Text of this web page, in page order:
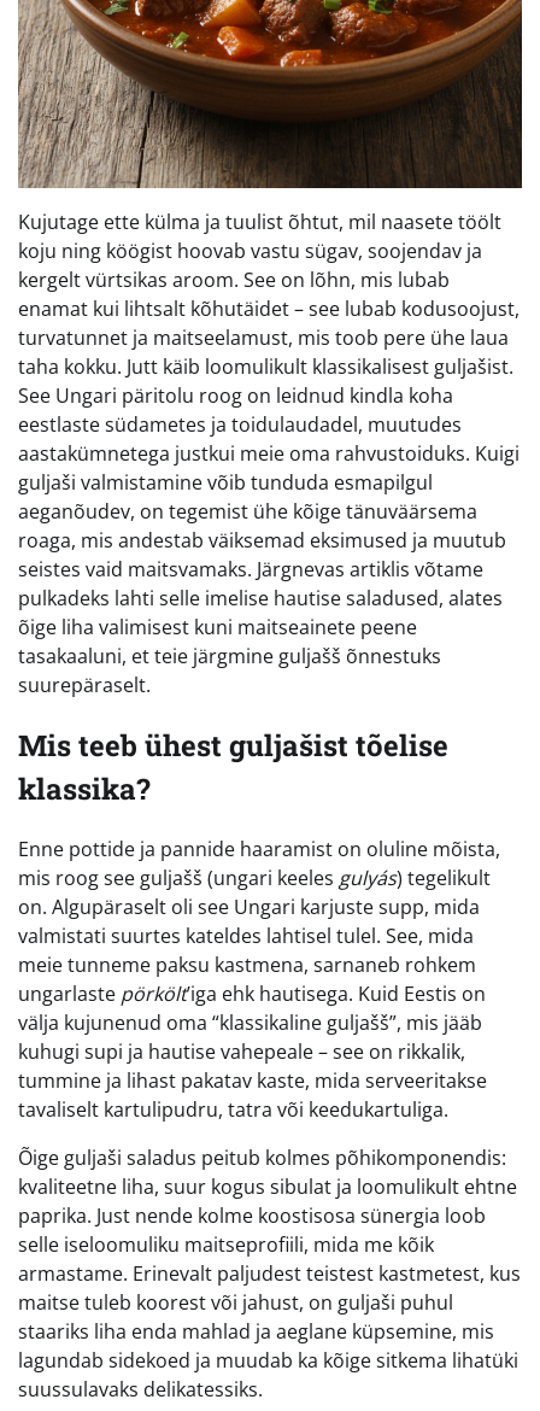
Kujutage ette külma ja tuulist õhtut, mil naasete töölt
koju ning köögist hoovab vastu sügav, soojendav ja
kergelt vürtsikas aroom. See on lõhn, mis lubab
enamat kui lihtsalt kõhutäidet – see lubab kodusoojust,
turvatunnet ja maitseelamust, mis toob pere ühe laua
taha kokku. Jutt käib loomulikult klassikalisest guljašist.
See Ungari päritolu roog on leidnud kindla koha
eestlaste südametes ja toidulaudadel, muutudes
aastakümnetega justkui meie oma rahvustoiduks. Kuigi
guljaši valmistamine võib tunduda esmapilgul
aeganõudev, on tegemist ühe kõige tänuväärsema
roaga, mis andestab väiksemad eksimused ja muutub
seistes vaid maitsvamaks. Järgnevas artiklis võtame
pulkadeks lahti selle imelise hautise saladused, alates
õige liha valimisest kuni maitseainete peene
tasakaaluni, et teie järgmine guljašš õnnestuks
suurepäraselt.
Mis teeb ühest guljašist tõelise
klassika?
Enne pottide ja pannide haaramist on oluline mõista,
mis roog see guljašš (ungari keeles gulyás) tegelikult
on. Algupäraselt oli see Ungari karjuste supp, mida
valmistati suurtes kateldes lahtisel tulel. See, mida
meie tunneme paksu kastmena, sarnaneb rohkem
ungarlaste pörkölt’iga ehk hautisega. Kuid Eestis on
välja kujunenud oma “klassikaline guljašš”, mis jääb
kuhugi supi ja hautise vahepeale – see on rikkalik,
tummine ja lihast pakatav kaste, mida serveeritakse
tavaliselt kartulipudru, tatra või keedukartuliga.
Õige guljaši saladus peitub kolmes põhikomponendis:
kvaliteetne liha, suur kogus sibulat ja loomulikult ehtne
paprika. Just nende kolme koostisosa sünergia loob
selle iseloomuliku maitseprofiili, mida me kõik
armastame. Erinevalt paljudest teistest kastmetest, kus
maitse tuleb koorest või jahust, on guljaši puhul
staariks liha enda mahlad ja aeglane küpsemine, mis
lagundab sidekoed ja muudab ka kõige sitkema lihatüki
suussulavaks delikatessiks.